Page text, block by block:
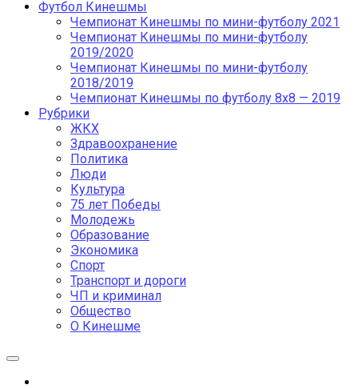
Футбол Кинешмы
Чемпионат Кинешмы по мини-футболу 2021
Чемпионат Кинешмы по мини-футболу
2019/2020
Чемпионат Кинешмы по мини-футболу
2018/2019
Чемпионат Кинешмы по футболу 8х8 — 2019
Рубрики
ЖКХ
Здравоохранение
Политика
Люди
Культура
75 лет Победы
Молодежь
Образование
Экономика
Спорт
Транспорт и дороги
ЧП и криминал
Общество
О Кинешме